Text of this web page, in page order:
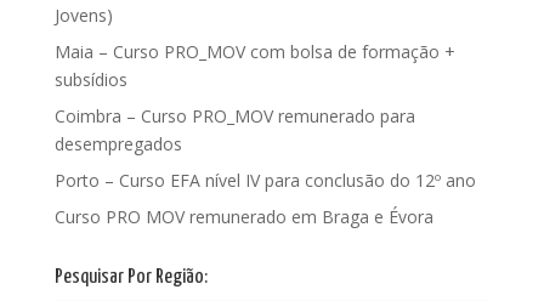
Jovens)
Maia – Curso PRO_MOV com bolsa de formação +
subsídios
Coimbra – Curso PRO_MOV remunerado para
desempregados
Porto – Curso EFA nível IV para conclusão do 12º ano
Curso PRO MOV remunerado em Braga e Évora
Pesquisar Por Região: